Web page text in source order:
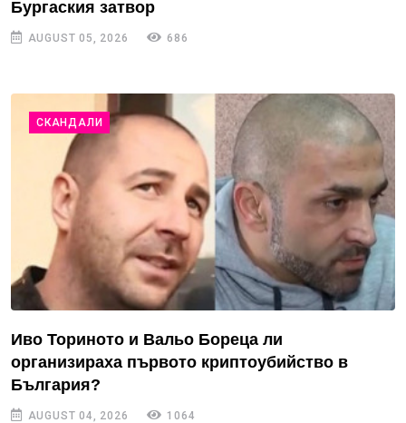
Бургаския затвор
AUGUST 05, 2026 686
СКАНДАЛИ
Иво Ториното и Вальо Бореца ли
организираха първото криптоубийство в
България?
AUGUST 04, 2026 1064